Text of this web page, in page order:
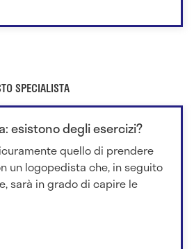
SPECIALISTA
esistono degli esercizi?
quello di prendere
un logopedista che, in seguito
sarà in grado di capire le